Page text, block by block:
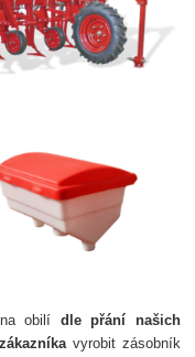
obilí dle přání našich
vyrobit zásobník